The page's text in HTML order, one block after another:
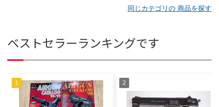
同じカテゴリの 商品を探す
ベストセラーランキングです